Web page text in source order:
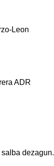
Leon
ADR
dezagun.